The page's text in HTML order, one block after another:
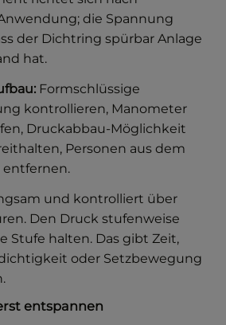
die Spannung
der Dichtring spürbar Anlage
hat.
Formschlüssige
kontrollieren, Manometer
Druckabbau-Möglichkeit
Personen aus dem
entfernen.
und kontrolliert über
Den Druck stufenweise
Stufe halten. Das gibt Zeit,
oder Setzbewegung
entspannen